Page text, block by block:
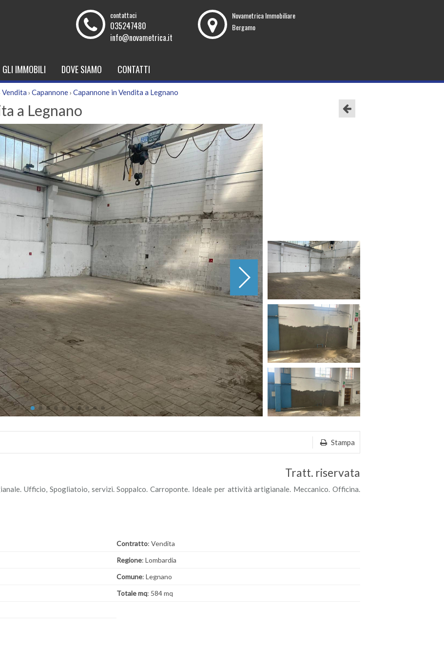
contattaci
035247480
info@novametrica.it
Novametrica Immobiliare
Bergamo
GLI IMMOBILI DOVE SIAMO CONTATTI
Vendita › Capannone› Capannone in Vendita a Legnano
a Legnano
Stampa
Tratt. riservata
Ufficio, Spogliatoio, servizi. Soppalco. Carroponte. Ideale per attività artigianale. Meccanico. Officina.
Contratto: Vendita
Regione: Lombardia
Comune: Legnano
Totale mq: 584 mq